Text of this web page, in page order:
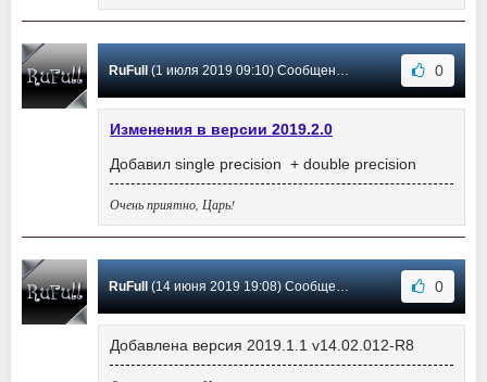
RuFull (1 июля 2019 09:10) Сообщение #2 0
Изменения в версии 2019.2.0
Добавил single precision + double precision
Очень приятно, Царь!
RuFull (14 июня 2019 19:08) Сообщение #1 0
Добавлена версия 2019.1.1 v14.02.012-R8